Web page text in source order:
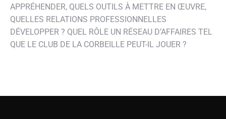
APPRÉHENDER, QUELS OUTILS À METTRE EN ŒUVRE,
QUELLES RELATIONS PROFESSIONNELLES
DÉVELOPPER ? QUEL RÔLE UN RÉSEAU D’AFFAIRES TEL
QUE LE CLUB DE LA CORBEILLE PEUT-IL JOUER ?